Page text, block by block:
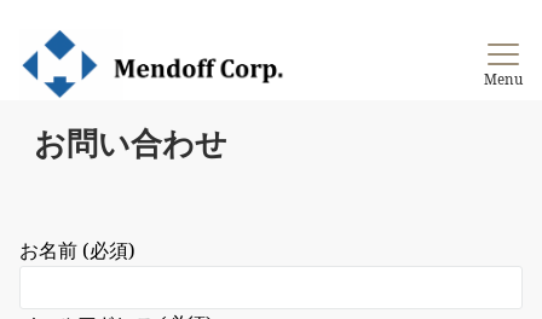
Menu
お問い合わせ
お名前 (必須)